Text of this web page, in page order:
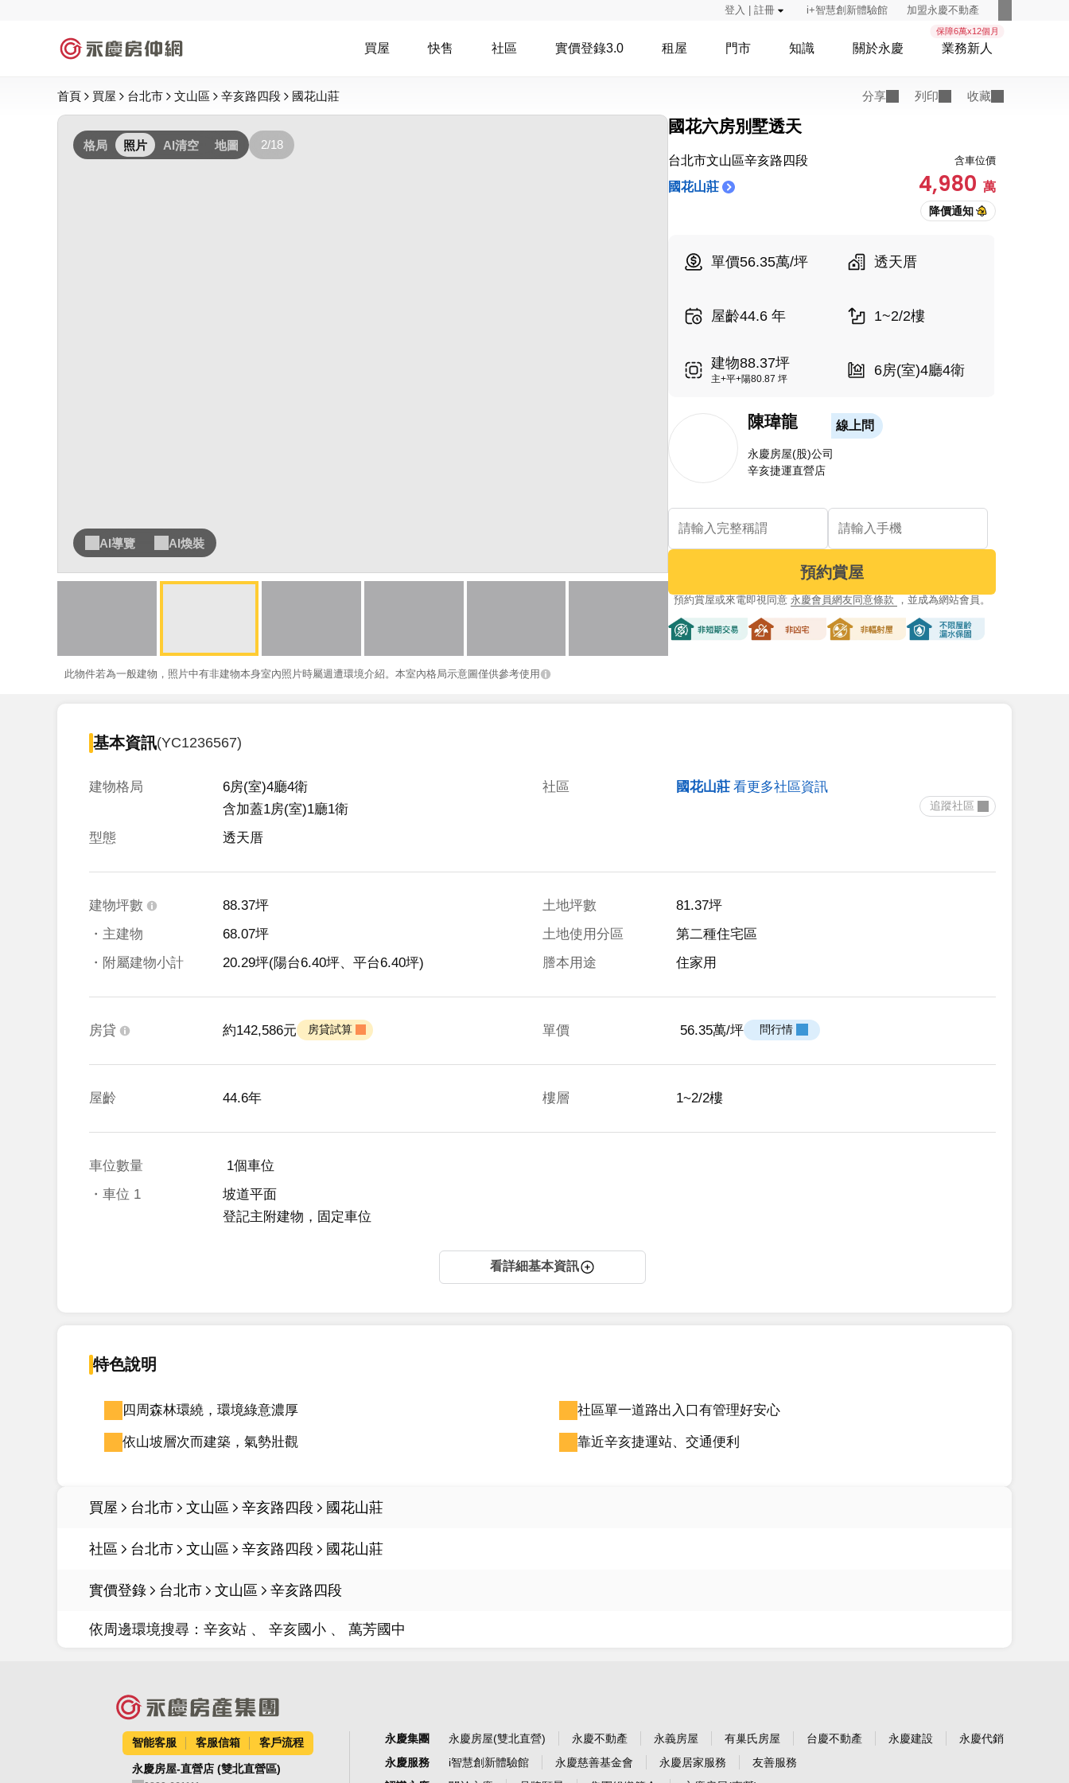
登入 | 註冊 i+智慧創新體驗館 加盟永慶不動產
買屋 快售 社區 實價登錄3.0 租屋 門市 知識 關於永慶
保障6萬x12個月
業務新人
首頁 買屋 台北市 文山區 辛亥路四段 國花山莊 分享 列印 收藏
格局 照片 AI清空 地圖 2/18
AI導覽 AI煥裝
此物件若為一般建物，照片中有非建物本身室內照片時屬週遭環境介紹。本室內格局示意圖僅供參考使用
國花六房別墅透天
台北市文山區辛亥路四段
國花山莊
含車位價
4,980 萬
單價56.35萬/坪 透天厝
屋齡44.6 年 1~2/2樓
建物88.37坪
主+平+陽80.87 坪
6房(室)4廳4衛
陳瑋龍 線上問
永慶房屋(股)公司
辛亥捷運直營店
預約賞屋
預約賞屋或來電即視同意 永慶會員網友同意條款 ，並成為網站會員。
基本資訊(YC1236567)
建物格局
6房(室)4廳4衛
含加蓋1房(室)1廳1衛
型態
透天厝
社區 國花山莊 看更多社區資訊
建物坪數
88.37坪
・主建物
68.07坪
・附屬建物小計
20.29坪(陽台6.40坪、平台6.40坪)
土地坪數
81.37坪
土地使用分區
第二種住宅區
謄本用途
住家用
房貸 約142,586元 房貸試算 單價 56.35萬/坪 問行情
屋齡 44.6年 樓層 1~2/2樓
車位數量
1個車位
・車位 1
坡道平面
登記主附建物，固定車位
看詳細基本資訊
特色說明
四周森林環繞，環境綠意濃厚 社區單一道路出入口有管理好安心
依山坡層次而建築，氣勢壯觀 靠近辛亥捷運站、交通便利
買屋 台北市 文山區 辛亥路四段 國花山莊
社區 台北市 文山區 辛亥路四段 國花山莊
實價登錄 台北市 文山區 辛亥路四段
依周邊環境搜尋： 辛亥站 辛亥國小 萬芳國中
智能客服 客服信箱 客戶流程
永慶房屋-直營店 (雙北直營區)
永慶集團 永慶房屋(雙北直營) 永慶不動產 永義房屋 有巢氏房屋 台慶不動產 永慶建設
永慶代銷
永慶服務
i智慧創新體驗館 永慶慈善基金會 永慶居家服務
友善服務